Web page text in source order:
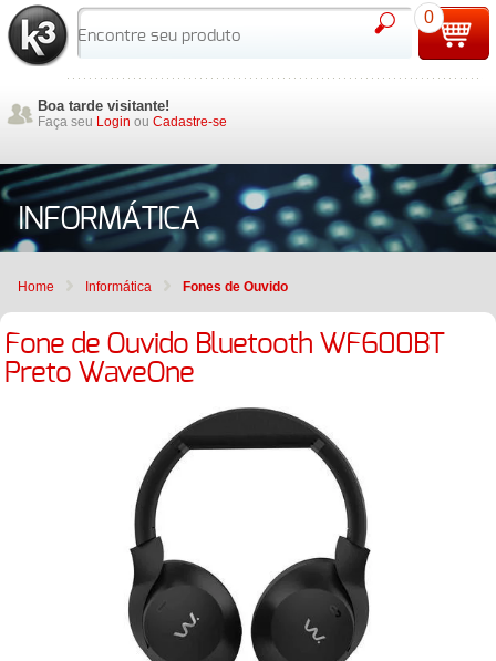
Boa tarde visitante!
Faça seu Login ou Cadastre-se
0
INFORMÁTICA
Home Informática Fones de Ouvido
Fone de Ouvido Bluetooth WF600BT
Preto WaveOne